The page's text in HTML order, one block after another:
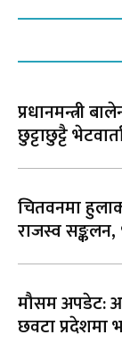
प्रधानमन्त्री
छुट्टाछुट्टै
चितवनमा
राजस्व सङ्कलन,
मौसम अपडेट:
छवटा प्रदेशमा